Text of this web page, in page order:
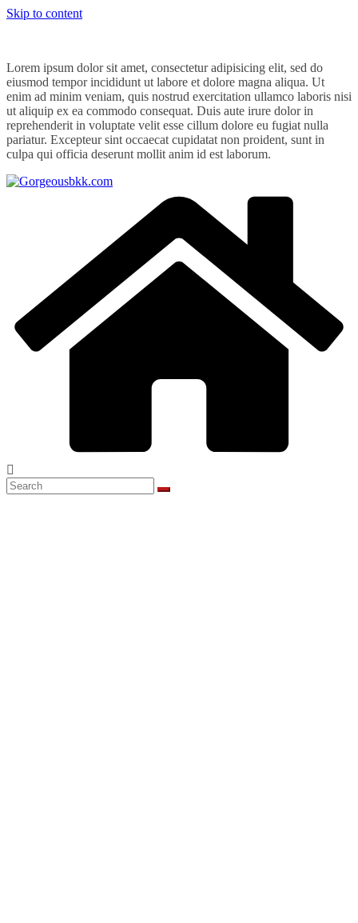
Skip to content
Lorem ipsum dolor sit amet, consectetur adipisicing elit, sed do
eiusmod tempor incididunt ut labore et dolore magna aliqua. Ut
enim ad minim veniam, quis nostrud exercitation ullamco laboris nisi
ut aliquip ex ea commodo consequat. Duis aute irure dolor in
reprehenderit in voluptate velit esse cillum dolore eu fugiat nulla
pariatur. Excepteur sint occaecat cupidatat non proident, sunt in
culpa qui officia deserunt mollit anim id est laborum.